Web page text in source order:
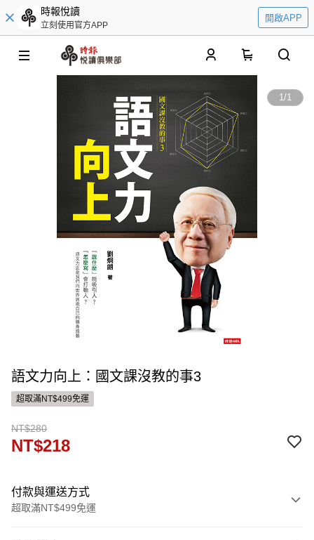
時報悅讀
立刻使用官方APP
開啟APP
1/1
語文力向上：國文課沒教的事3
超取滿NT$499免運
NT$280
NT$218
付款與運送方式
超取滿NT$499免運